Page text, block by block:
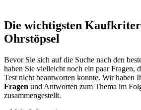
Die wichtigsten
Ohrstöpsel
Bevor Sie sich auf die Suche nach den
haben Sie vielleicht noch ein paar Fragen,
Test nicht beantworten konnte. Wir haben
Fragen und Antworten zum Thema im
zusammengestellt.